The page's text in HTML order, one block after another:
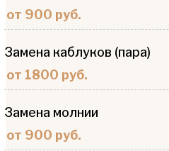
от 900 руб.
Замена каблуков (пара)
от 1800 руб.
Замена молнии
от 900 руб.